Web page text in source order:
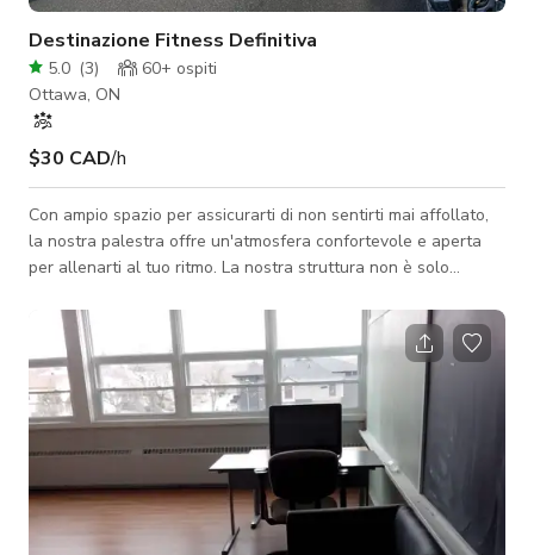
Destinazione Fitness Definitiva
5.0 (3) 60+ ospiti
Ottawa, ON
$30 CAD/h
Con ampio spazio per assicurarti di non sentirti mai affollato,
la nostra palestra offre un'atmosfera confortevole e aperta
per allenarti al tuo ritmo. La nostra struttura non è solo
come spazio per eventi con la sua versatilità. Mandaci un
messaggio qui per prenotare.